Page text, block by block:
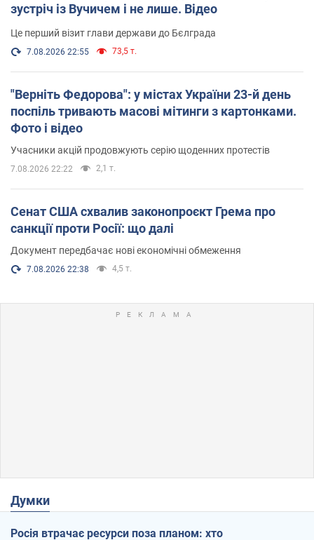
зустріч із Вучичем і не лише. Відео
Це перший візит глави держави до Бєлграда
7.08.2026 22:55 73,5 т.
"Верніть Федорова": у містах України 23-й день
поспіль тривають масові мітинги з картонками.
Фото і відео
Учасники акцій продовжують серію щоденних протестів
7.08.2026 22:22 2,1 т.
Сенат США схвалив законопроєкт Грема про
санкції проти Росії: що далі
Документ передбачає нові економічні обмеження
7.08.2026 22:38 4,5 т.
Думки
Росія втрачає ресурси поза планом: хто